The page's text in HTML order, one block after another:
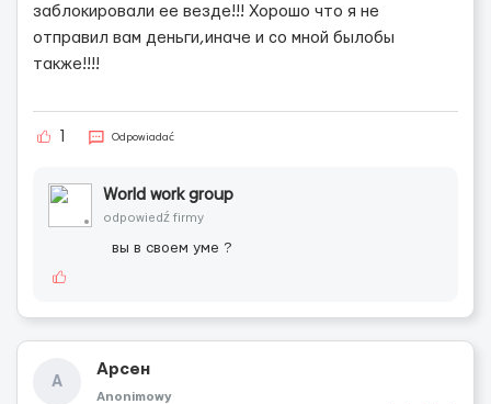
заблокировали ее везде!!! Хорошо что я не
отправил вам деньги,иначе и со мной былобы
также!!!!
Odpowiadać
World work group
odpowiedź firmy
вы в своем уме ?
А
Арсен
Anonimowy